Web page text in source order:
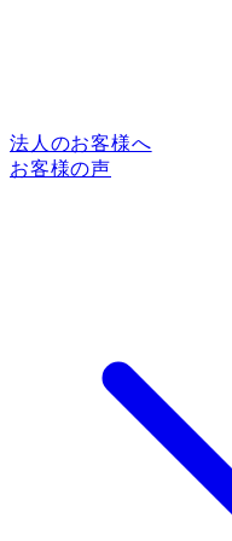
法人のお客様へ
お客様の声